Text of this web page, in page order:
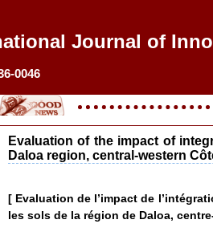
Journal of
0046
Evaluation of the impact of
Daloa region, central-western
[ Evaluation de l’impact de
les sols de la région de Daloa,